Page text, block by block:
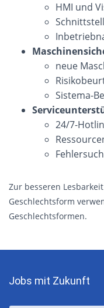
HMI und
neue
Sistema-
24/7-
Zur besseren
Geschlechtsform
Geschlechtsformen.
Jobs mit Zukunft